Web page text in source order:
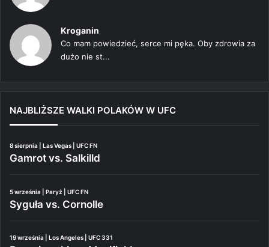
Kroganin
Co mam powiedzieć, serce mi pęka. Oby zdrowia za
dużo nie st...
NAJBLIŻSZE WALKI POLAKÓW W UFC
8 sierpnia | Las Vegas | UFC FN
Gamrot vs. Salkilld
5 września | Paryż | UFC FN
Syguła vs. Cornolle
19 września | Los Angeles | UFC 331